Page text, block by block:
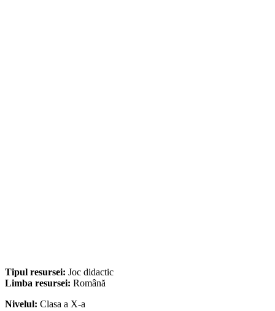
Tipul resursei: Joc didactic
Limba resursei: Română
Nivelul: Clasa a X-a